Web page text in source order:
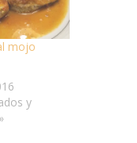
mojo
y